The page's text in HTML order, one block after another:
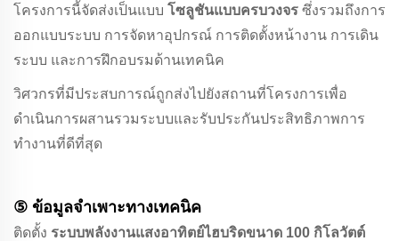
โครงการนี้จัดส่งเป็นแบบ โซลูชันแบบครบวงจร ซึ่งรวมถึงการ
ออกแบบระบบ การจัดหาอุปกรณ์ การติดตั้งหน้างาน การเดิน
ระบบ และการฝึกอบรมด้านเทคนิค
วิศวกรที่มีประสบการณ์ถูกส่งไปยังสถานที่โครงการเพื่อ
ดำเนินการผสานรวมระบบและรับประกันประสิทธิภาพการ
ทำงานที่ดีที่สุด
⑤ ข้อมูลจำเพาะทางเทคนิค
ติดตั้ง ระบบพลังงานแสงอาทิตย์ไฮบริดขนาด 100 กิโลวัตต์